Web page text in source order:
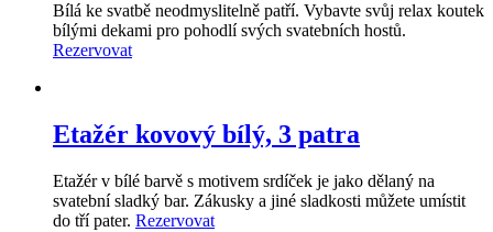
Bílá ke svatbě neodmyslitelně patří. Vybavte svůj relax koutek
bílými dekami pro pohodlí svých svatebních hostů.
Rezervovat
Etažér kovový bílý, 3 patra
Etažér v bílé barvě s motivem srdíček je jako dělaný na
svatební sladký bar. Zákusky a jiné sladkosti můžete umístit
do tří pater. Rezervovat